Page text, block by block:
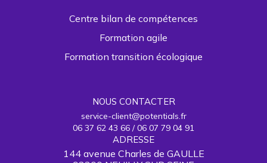
interprétation)
comptables
Séquence 5 : Intégrer les notions clefs
(endettement, trésorerie, rentabilité)
Séquence 6 : Préparer les éléments pour
finance d’entreprise, mise en place
d’indicateurs de résultat, de performance
son expérience professionnelle seront
Centre bilan de compétences
Formation agile
Formation transition écologique
NOUS CONTACTER
service-client@potentials.fr
06 37 62 43 66 / 06 07 79 04 91
ADRESSE
144 avenue Charles de GAULLE